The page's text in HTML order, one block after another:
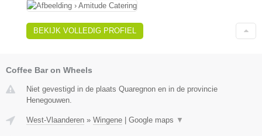
BEKIJK VOLLEDIG PROFIEL
Coffee Bar on Wheels
Niet gevestigd in de plaats Quaregnon en in de provincie
Henegouwen.
West-Vlaanderen » Wingene | Google maps ▼